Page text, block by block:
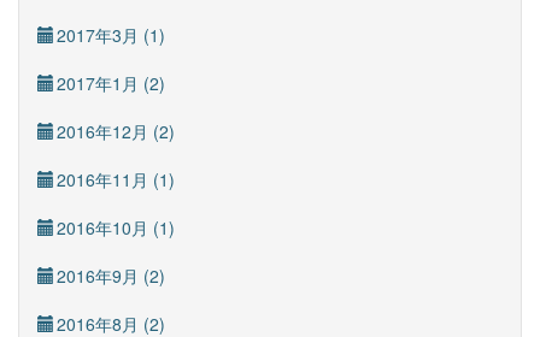
2017年3月 (1)
2017年1月 (2)
2016年12月 (2)
2016年11月 (1)
2016年10月 (1)
2016年9月 (2)
2016年8月 (2)